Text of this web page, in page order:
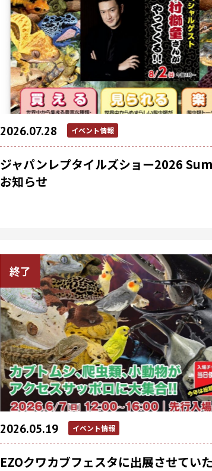
2026.07.28 イベント情報
ジャパンレプタイルズショー2026
お知らせ
終了
2026.05.19 イベント情報
EZOクワカブフェスタに出展させてい